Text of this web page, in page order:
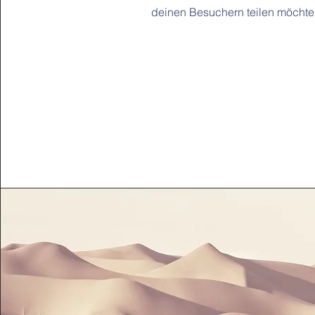
deinen Besuchern teilen